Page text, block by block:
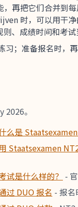
，再把它们合并到
时，可以用干
、成绩时间和考
习；准备报名时，
2026。
么是
Staatsexamen
试是什么样的？ -
过 DUO 报名 - 报